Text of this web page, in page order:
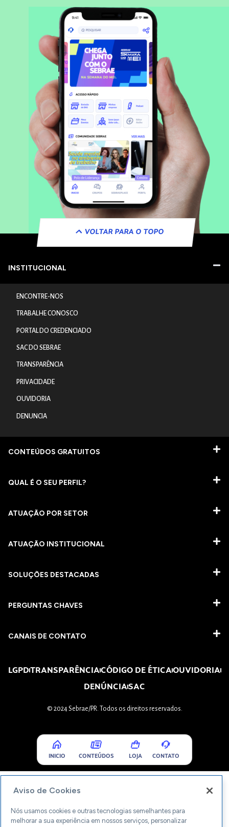
VOLTAR PARA O TOPO
INSTITUCIONAL
ENCONTRE-NOS
TRABALHE CONOSCO
PORTAL DO CREDENCIADO
SAC DO SEBRAE
TRANSPARÊNCIA
PRIVACIDADE
OUVIDORIA
DENUNCIA
CONTEÚDOS GRATUITOS
QUAL É O SEU PERFIL?
ATUAÇÃO POR SETOR
ATUAÇÃO INSTITUCIONAL
SOLUÇÕES DESTACADAS
PERGUNTAS CHAVES​
CANAIS DE CONTATO
LGPDTRANSPARÊNCIACÓDIGO DE ÉTICAOUVIDORIA
DENÚNCIASAC
© 2024 Sebrae/PR. Todos os direitos reservados.
INICIO CONTEÚDOS LOJA CONTATO
Aviso de Cookies
Nós usamos cookies e outras tecnologias semelhantes para
melhorar a sua experiência em nossos serviços, personalizar